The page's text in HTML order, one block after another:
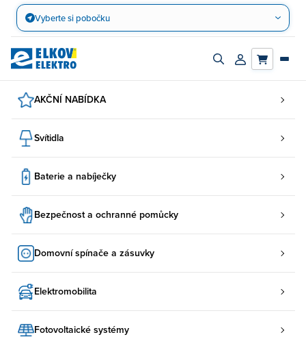
Přejít
obsah
Vyberte si pobočku
Zapnout/vypnout
Přihlásit/
AKČNÍ NABÍDKA
Svítidla
Baterie a nabíječky
Bezpečnost a ochranné pomůcky
Domovní spínače a zásuvky
Elektromobilita
Fotovoltaické systémy